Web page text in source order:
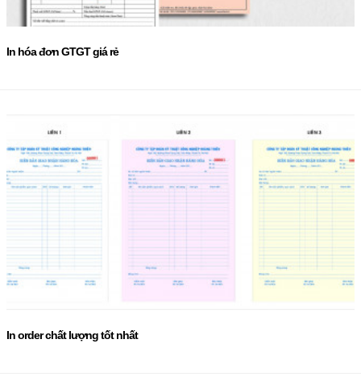
In hóa đơn GTGT giá rẻ
In order chất lượng tốt nhất